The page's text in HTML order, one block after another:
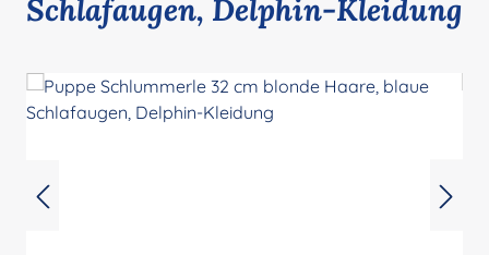
Schlafaugen, Delphin-Kleidung